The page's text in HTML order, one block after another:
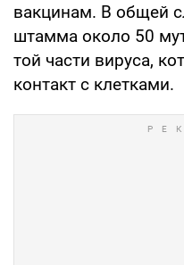
вакцинам. В общей
штамма около 50
той части вируса,
контакт с клетками.